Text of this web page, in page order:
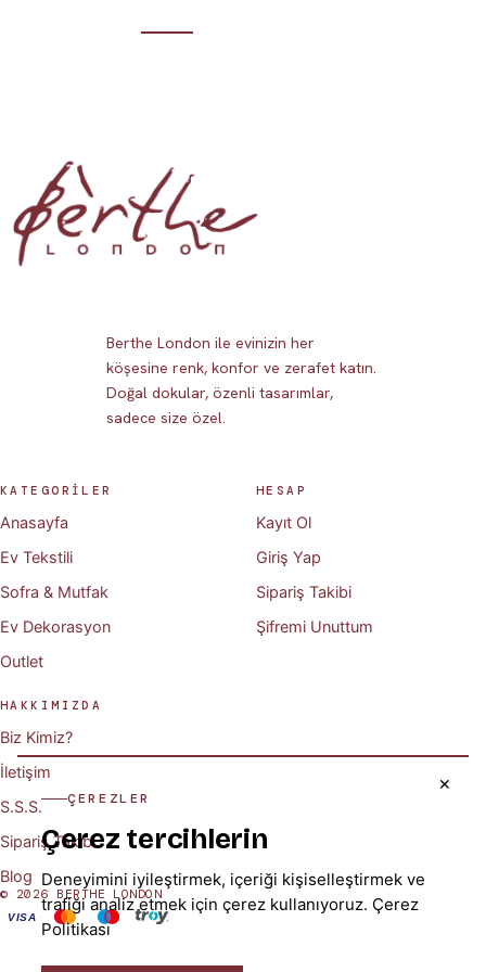
Berthe London ile evinizin her
köşesine renk, konfor ve zerafet katın.
Doğal dokular, özenli tasarımlar,
sadece size özel.
KATEGORİLER
Anasayfa
Ev Tekstili
Sofra & Mutfak
Ev Dekorasyon
Outlet
HESAP
Kayıt Ol
Giriş Yap
Sipariş Takibi
Şifremi Unuttum
HAKKIMIZDA
Biz Kimiz?
İletişim
S.S.S.
Sipariş Takibi
Blog
© 2026 BERTHE LONDON
VISA
✕
ÇEREZLER
Çerez tercihlerin
Deneyimini iyileştirmek, içeriği kişiselleştirmek ve
trafiği analiz etmek için çerez kullanıyoruz. Çerez
Politikası